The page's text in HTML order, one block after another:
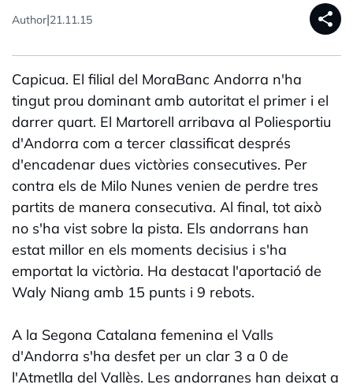
Author|21.11.15 share
Capicua. El filial del MoraBanc Andorra n'ha
tingut prou dominant amb autoritat el primer i el
darrer quart. El Martorell arribava al Poliesportiu
d'Andorra com a tercer classificat després
d'encadenar dues victòries consecutives. Per
contra els de Milo Nunes venien de perdre tres
partits de manera consecutiva. Al final, tot això
no s'ha vist sobre la pista. Els andorrans han
estat millor en els moments decisius i s'ha
emportat la victòria. Ha destacat l'aportació de
Waly Niang amb 15 punts i 9 rebots.
A la Segona Catalana femenina el Valls
d'Andorra s'ha desfet per un clar 3 a 0 de
l'Atmetlla del Vallès. Les andorranes han deixat a